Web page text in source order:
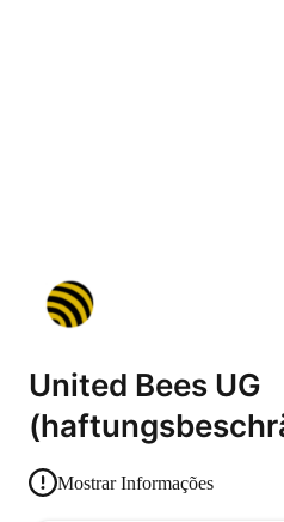
United Bees UG
Mostrar Informações